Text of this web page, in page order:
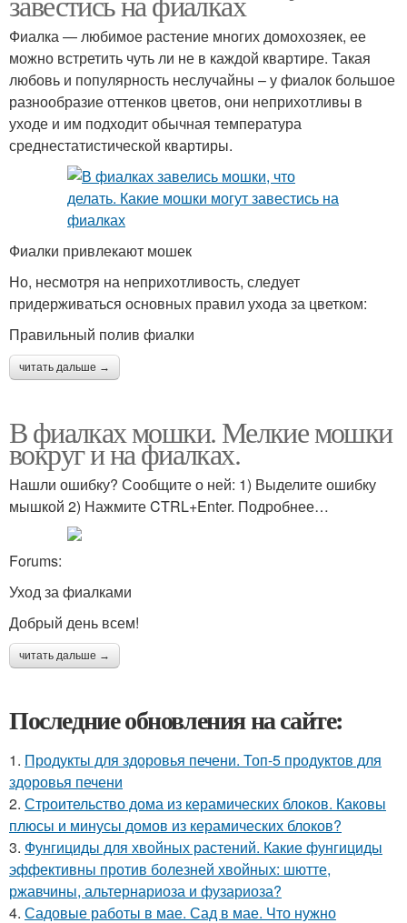
Фиалка — любимое растение многих домохозяек, ее
можно встретить чуть ли не в каждой квартире. Такая
любовь и популярность неслучайны – у фиалок большое
разнообразие оттенков цветов, они неприхотливы в
уходе и им подходит обычная температура
среднестатистической квартиры.
Фиалки привлекают мошек
Но, несмотря на неприхотливость, следует
придерживаться основных правил ухода за цветком:
Правильный полив фиалки
читать дальше →
В фиалках мошки. Мелкие мошки
вокруг и на фиалках.
Нашли ошибку? Сообщите о ней: 1) Выделите ошибку
мышкой 2) Нажмите CTRL+Enter. Подробнее…
Forums:
Уход за фиалками
Добрый день всем!
читать дальше →
Последние обновления на сайте:
1. Продукты для здоровья печени. Топ-5 продуктов для
здоровья печени
2. Строительство дома из керамических блоков. Каковы
плюсы и минусы домов из керамических блоков?
3. Фунгициды для хвойных растений. Какие фунгициды
эффективны против болезней хвойных: шютте,
ржавчины, альтернариоза и фузариоза?
4. Садовые работы в мае. Сад в мае. Что нужно